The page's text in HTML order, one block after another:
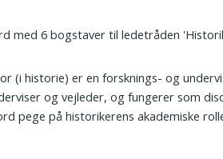
med 6 bogstaver til ledetråden
(i historie) er en forsknings- og
og vejleder, og fungerer som
pege på historikerens akademiske